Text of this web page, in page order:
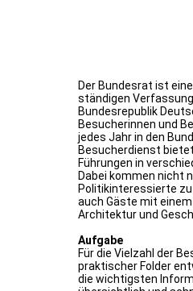
Der Bundesrat ist
ständigen
Bundesrepublik
Besucherinnen und
jedes Jahr in den
Besucherdienst
Führungen in
Dabei kommen nicht
Politikinteressierte
auch Gäste mit
Architektur und
Aufgabe
Für die Vielzahl der
praktischer Folder
die wichtigsten